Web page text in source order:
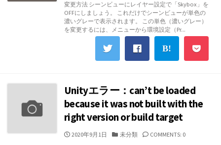
日
ゴ
リ
ー
変更方法 シーンビューにレイヤー設定で「Skybox」を
OFFにしましょう。 これだけでシーンビューが単色の
濃いグレーで表示されます。 この単色（濃いグレー）
を変更するには、メニューから環境設定（Pr...
Unityエラー：can’t be loaded
because it was not built with the
right version or build target
公
2020年9月1日
カ
未分類
COMMENTS: 0